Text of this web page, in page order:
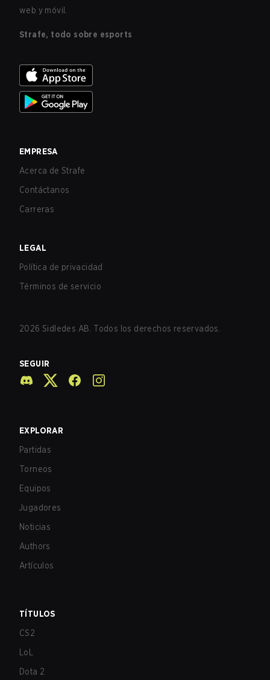
web y móvil.
Strafe, todo sobre esports
EMPRESA
Acerca de Strafe
Contáctanos
Carreras
LEGAL
Política de privacidad
Términos de servicio
2026 Sidledes AB. Todos los derechos reservados.
SEGUIR
EXPLORAR
Partidas
Torneos
Equipos
Jugadores
Noticias
Authors
Artículos
TÍTULOS
CS2
LoL
Dota 2